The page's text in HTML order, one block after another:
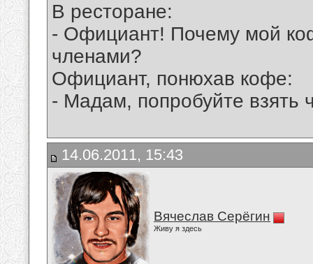
В ресторане:
- Официант! Почему мой
членами?
Официант, понюхав кофе:
- Мадам, попробуйте взять
14.06.2011, 15:43
Вячеслав Серёгин
Живу я здесь